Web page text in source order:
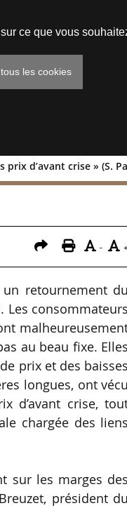
d’avant crise » (S.
d’avoir
-
retournement du
consommateurs
au beau fixe. Elles
prix et des baisses
longues, ont vécu
d’avant crise,
chargée des liens
sur les marges des
président du
ce que vous
les cookies